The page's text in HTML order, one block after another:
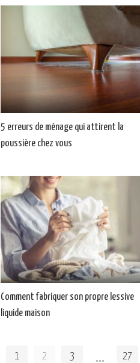
5 erreurs de ménage qui attirent la
poussière chez vous
Comment fabriquer son propre lessive
liquide maison
1 2 3 … 27